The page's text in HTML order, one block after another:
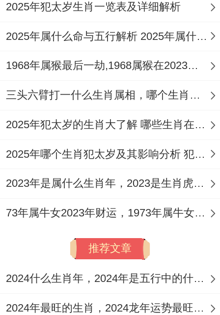
2025年犯太岁生肖一览表及详细解析
2025年属什么命与五行解析 2025年属什么生肖五行属性是什么
1968年属猴最后一劫,1968属猴在2023劫数
三头六臂打一什么生肖属相，哪个生肖三头六臂
2025年犯太岁的生肖大了解 哪些生肖在2025年犯太岁
2025年哪个生肖犯太岁及其影响分析 犯太岁的生肖及化解方法解析
2023年是属什么生肖年，2023是生肖虎年还是兔年
73年属牛女2023年财运，1973年属牛女2023年每月运势怎样
推荐文章
2024什么生肖年，2024年是五行中的什么生肖年份
2024年最旺的生肖，2024龙年运势最旺的4个生肖